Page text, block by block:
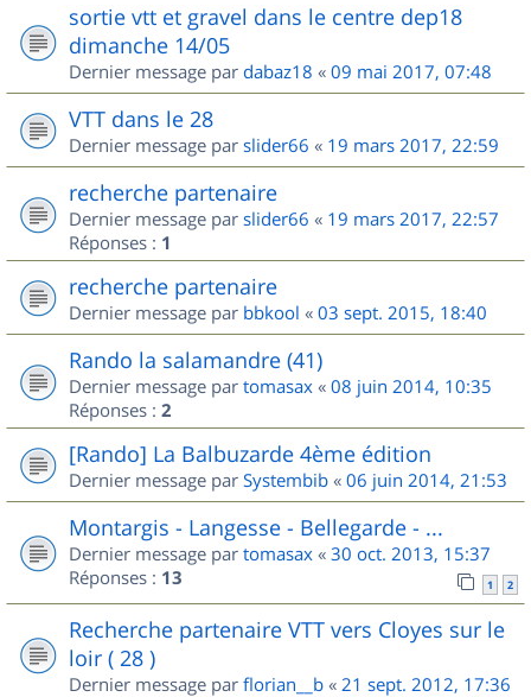
sortie vtt et gravel dans le centre dep18
dimanche 14/05
Dernier message par dabaz18 « 09 mai 2017, 07:48
VTT dans le 28
Dernier message par slider66 « 19 mars 2017, 22:59
recherche partenaire
Dernier message par slider66 « 19 mars 2017, 22:57
Réponses : 1
recherche partenaire
Dernier message par bbkool « 03 sept. 2015, 18:40
Rando la salamandre (41)
Dernier message par tomasax « 08 juin 2014, 10:35
Réponses : 2
[Rando] La Balbuzarde 4ème édition
Dernier message par Systembib « 06 juin 2014, 21:53
Montargis - Langesse - Bellegarde - ...
Dernier message par tomasax « 30 oct. 2013, 15:37
Réponses : 13 1 2
Recherche partenaire VTT vers Cloyes sur le
loir ( 28 )
Dernier message par florian__b « 21 sept. 2012, 17:36